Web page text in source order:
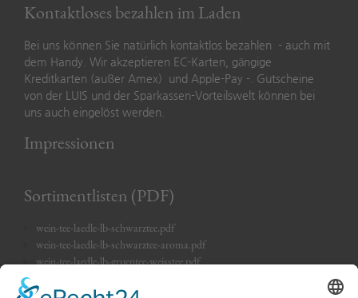
Kontaktloses bezahlen im Laden
Bei uns können Sie natürlich kontaktlos bezahlen - auch mit
dem Handy. Wir akzeptieren EC-Karten, gängige
Kreditkarten (außer Amex) und Apple-Pay -. Gutscheine
von der LUIS und der Sparkassen-Vorteilswelt können bei
uns auch eingelöst werden.
Impressionen
Sortimentlisten (PDF)
wein-tee-laedle-lb-schwarztee.pdf
wein-tee-laedle-lb-schwarztee-aroma.pdf
wein-tee-laedle-lb-gruentee-weisstee.pdf
wein-tee-laedle-lb-kraeutertees.pdf